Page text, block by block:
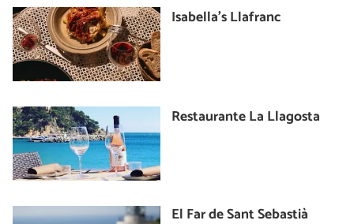
Isabella's Llafranc
Restaurante La Llagosta
El Far de Sant Sebastià